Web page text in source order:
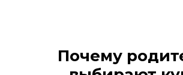
Почему